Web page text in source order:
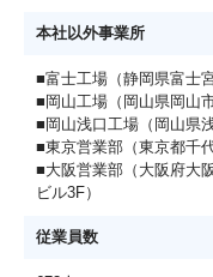
本社以外事業所
■富士工場（静岡県富士
■岡山工場（岡山県岡山
■岡山浅口工場（岡山県
■東京営業部（東京都千
■大阪営業部（大阪府大
ビル3F）
従業員数